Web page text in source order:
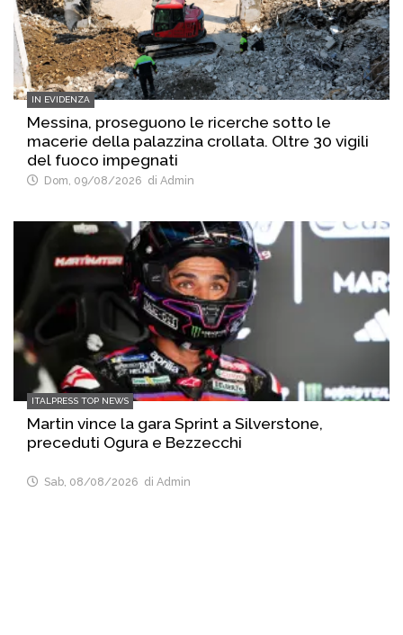
IN EVIDENZA
Messina, proseguono le ricerche sotto le
macerie della palazzina crollata. Oltre 30 vigili
del fuoco impegnati
Dom, 09/08/2026 di Admin
ITALPRESS TOP NEWS
Martin vince la gara Sprint a Silverstone,
preceduti Ogura e Bezzecchi
Sab, 08/08/2026 di Admin